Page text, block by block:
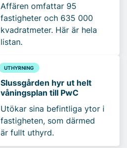
Affären omfattar 95
fastigheter och 635 000
kvadratmeter. Här är hela
listan.
UTHYRNING
Slussgården hyr ut helt
våningsplan till PwC
Utökar sina befintliga ytor i
fastigheten, som därmed
är fullt uthyrd.